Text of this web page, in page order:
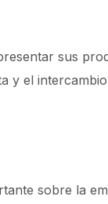
sus
y el
sobre la